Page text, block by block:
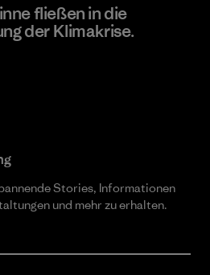
fließen in die
der Klimakrise.
Stories, Informationen
und mehr zu erhalten.